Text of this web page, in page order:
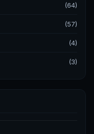
(64)
(57)
(4)
(3)